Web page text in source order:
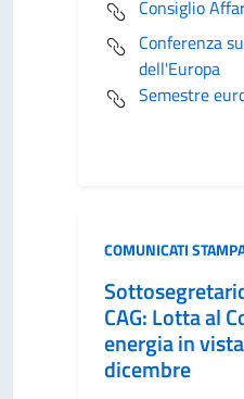
Consiglio
Conferenza
dell'Europa
Semestre
COMUNICATI
CAG: Lotta al
energia in
dicembre